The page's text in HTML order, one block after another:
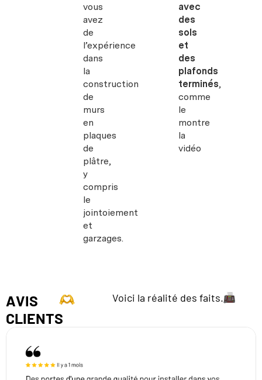
vous
avez
de
l’expérience
dans
la
construction
de
murs
en
plaques
de
plâtre,
y
compris
le
jointoiement
et
garzages.
avec
des
sols
et
des
plafonds
terminés,
comme
le
montre
la
vidéo
AVIS
CLIENTS
Voici la réalité des faits.